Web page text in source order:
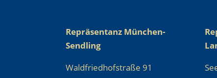
Repräsentanz München-
Sendling
Waldfriedhofstraße 91